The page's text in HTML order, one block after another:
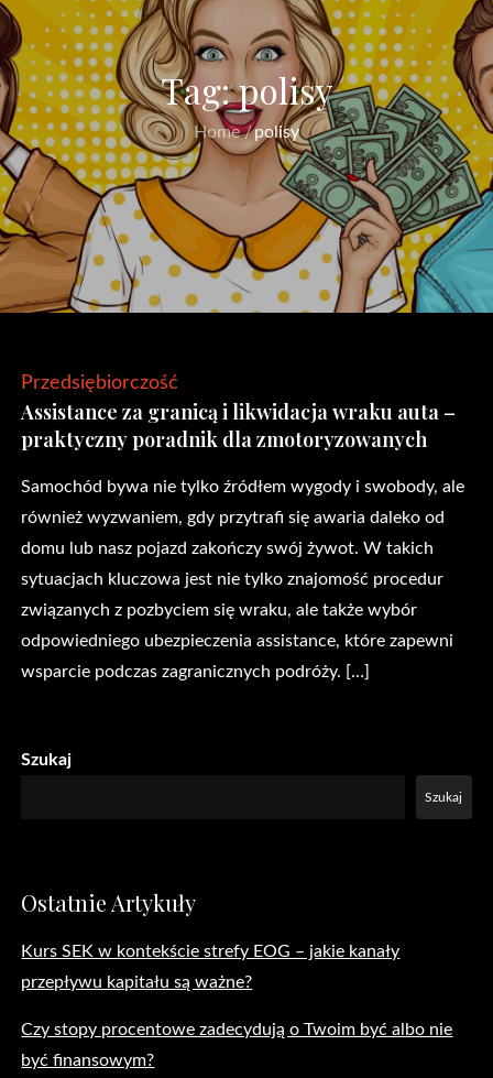
Tag:polisy
Home polisy
Przedsiębiorczość
Assistance za granicą i likwidacja wraku auta –
praktyczny poradnik dla zmotoryzowanych
Samochód bywa nie tylko źródłem wygody i swobody, ale
również wyzwaniem, gdy przytrafi się awaria daleko od
domu lub nasz pojazd zakończy swój żywot. W takich
sytuacjach kluczowa jest nie tylko znajomość procedur
związanych z pozbyciem się wraku, ale także wybór
odpowiedniego ubezpieczenia assistance, które zapewni
wsparcie podczas zagranicznych podróży. […]
Szukaj
Szukaj
Ostatnie Artykuły
Kurs SEK w kontekście strefy EOG – jakie kanały
przepływu kapitału są ważne?
Czy stopy procentowe zadecydują o Twoim być albo nie
być finansowym?